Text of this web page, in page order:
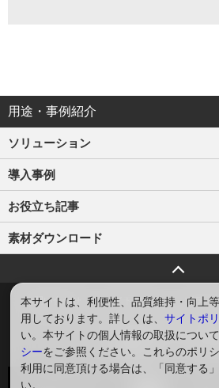
こ
ら
か
用途・事例紹介
ソリューション
導入事例
お役立ち記事
素材ダウンロード
ページトップへ戻
お問い合わせ サイトマップ プライ
ソーシャルメディアポ
Global
本サイトは、利便性、品質維持・向上
用しております。詳しくは、サイトポ
い。本サイトの個人情報の取扱について
シーをご参照ください。これらのポリ
利用に同意頂ける場合は、「同意する
い。